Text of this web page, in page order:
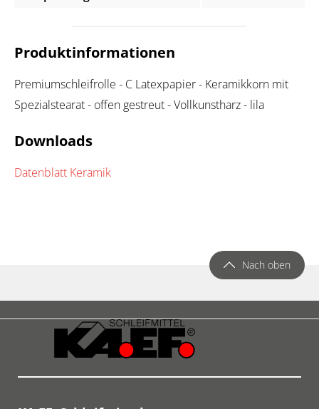
Produktinformationen
Premiumschleifrolle - C Latexpapier - Keramikkorn mit
Spezialstearat - offen gestreut - Vollkunstharz - lila
Downloads
Datenblatt Keramik
Nach oben